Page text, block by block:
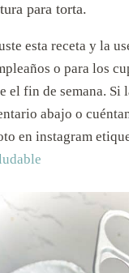
para torta.
esta receta y la
o para los
el fin de semana. Si
abajo o
en instagram